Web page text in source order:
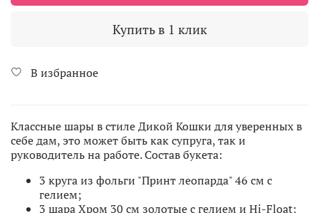
Купить в 1 клик
В избранное
Классные шары в стиле Дикой Кошки для уверенных в
себе дам, это может быть как супруга, так и
руководитель на работе. Состав букета:
3 круга из фольги "Принт леопарда" 46 см с
гелием;
3 шара Хром 30 см золотые с гелием и Hi-Float;